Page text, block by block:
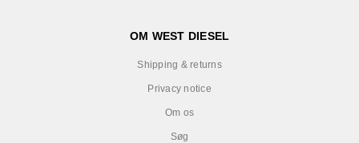
OM WEST DIESEL
Shipping & returns
Privacy notice
Om os
Søg